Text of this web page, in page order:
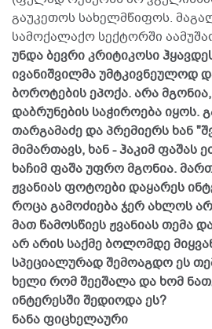
გაუკეთოს სახელმწიფოს.
სამოქალაქო სექტორში
უნდა ბევრი კრიტიკოსი
ივანიშვილმა უმტკივნეულოდ
ბოროტების ეპოქა. არა
დაბრუნების საჭიროება იყოს.
თარგამაძე და პრემიერს ხან
მიმართავს, ხან - ჰაკიმ ფაშას
ხაჩიმ ფაშა უფრო მგონია.
ჟვანიას ფოტოები დაყარეს
როცა გამოძიება ჯერ ახლოს
მათ წამოსწიეს ჟვანიას თემა
არ არის საქმე ბოლომდე
სპეციალურად შემოაგდო ეს
ხელი რომ შეეშალა და ხომ
ინტერესში შედიოდა ეს?
ნანა ფიცხელაური